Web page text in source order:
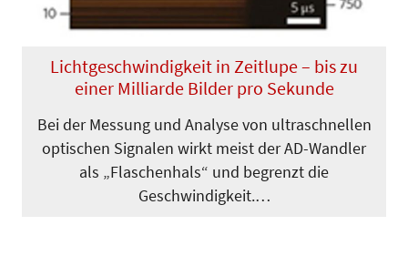
Lichtgeschwindigkeit in Zeitlupe – bis zu
einer Milliarde Bilder pro Sekunde
Bei der Messung und Analyse von ultraschnellen
optischen Signalen wirkt meist der AD-Wandler
als „Flaschenhals“ und begrenzt die
Geschwindigkeit.…